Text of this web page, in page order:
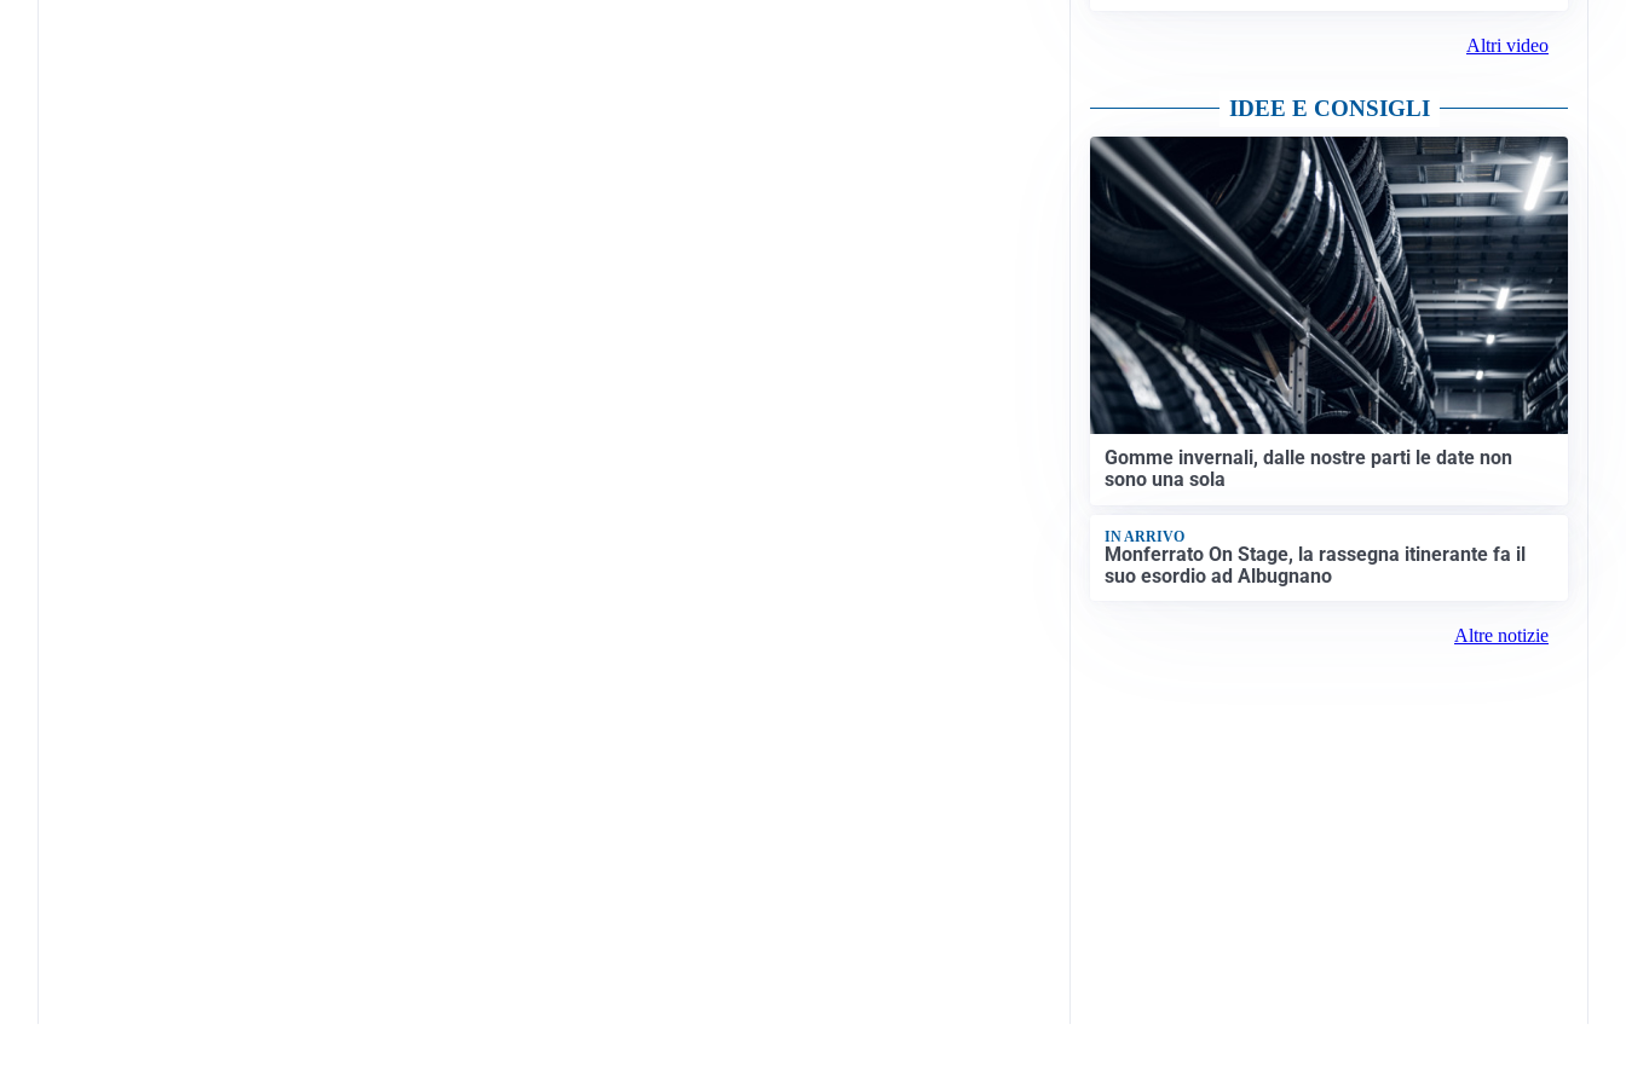
Altri video
IDEE E CONSIGLI
Gomme invernali, dalle nostre parti le date non
sono una sola
IN ARRIVO
Monferrato On Stage, la rassegna itinerante fa il
suo esordio ad Albugnano
Altre notizie